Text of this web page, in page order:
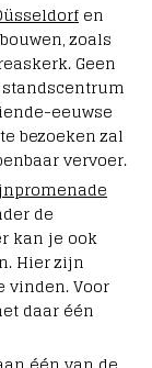
en
zoals
Geen
eeuwse
bezoeken zal
vervoer.
de
kan je ook
Hier zijn
vinden. Voor
daar één